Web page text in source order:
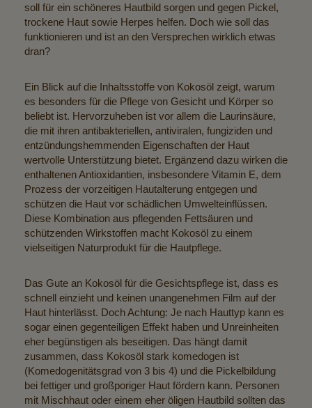
soll für ein schöneres Hautbild sorgen und gegen Pickel,
trockene Haut sowie Herpes helfen. Doch wie soll das
funktionieren und ist an den Versprechen wirklich etwas
dran?
Ein Blick auf die Inhaltsstoffe von Kokosöl zeigt, warum
es besonders für die Pflege von Gesicht und Körper so
beliebt ist. Hervorzuheben ist vor allem die Laurinsäure,
die mit ihren antibakteriellen, antiviralen, fungiziden und
entzündungshemmenden Eigenschaften der Haut
wertvolle Unterstützung bietet. Ergänzend dazu wirken die
enthaltenen Antioxidantien, insbesondere Vitamin E, dem
Prozess der vorzeitigen Hautalterung entgegen und
schützen die Haut vor schädlichen Umwelteinflüssen.
Diese Kombination aus pflegenden Fettsäuren und
schützenden Wirkstoffen macht Kokosöl zu einem
vielseitigen Naturprodukt für die Hautpflege.
Das Gute an Kokosöl für die Gesichtspflege ist, dass es
schnell einzieht und keinen unangenehmen Film auf der
Haut hinterlässt. Doch Achtung: Je nach Hauttyp kann es
sogar einen gegenteiligen Effekt haben und Unreinheiten
eher begünstigen als beseitigen. Das hängt damit
zusammen, dass Kokosöl stark komedogen ist
(Komedogenitätsgrad von 3 bis 4) und die Pickelbildung
bei fettiger und großporiger Haut fördern kann. Personen
mit Mischhaut oder einem eher öligen Hautbild sollten das